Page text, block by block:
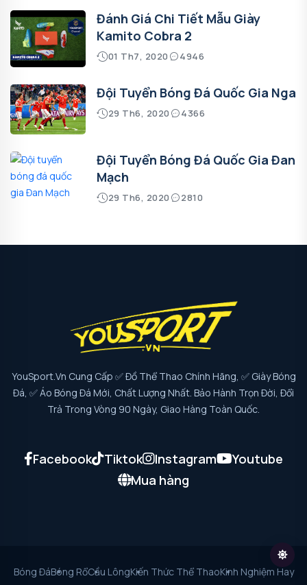
Đánh Giá Chi Tiết Mẫu Giày
Kamito Cobra 2
01 Th7, 2020 4946
Đội Tuyển Bóng Đá Quốc Gia Nga
29 Th6, 2020 4366
Đội Tuyển Bóng Đá Quốc Gia Đan
Mạch
29 Th6, 2020 2810
YouSport.vn Cung Cấp ✅ Đồ Thể Thao Chính Hãng, ✅ Giày Bóng
Đá, ✅ Áo Bóng Đá Mới, Chất Lượng Nhất. Bảo Hành Trọn Đời, Đổi
Trả Trong Vòng 90 Ngày, Giao Hàng Toàn Quốc.
Facebook Tiktok Instagram
Youtube
Mua hàng
Bóng ĐáBóng RổCầu LôngKiến Thức Thể ThaoKinh Nghiệm Hay